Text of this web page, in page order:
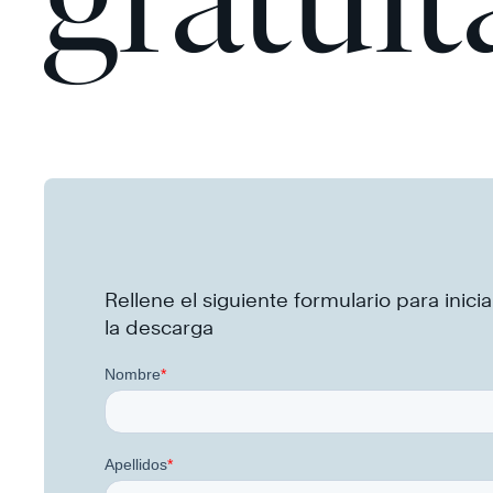
Rellene el siguiente formulario para
la descarga